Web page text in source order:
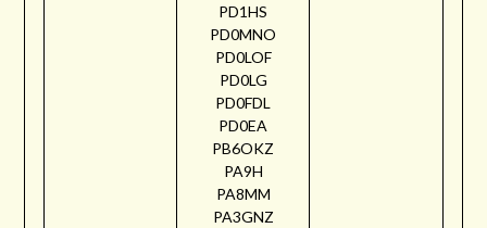
PD1HS
PD0MNO
PD0LOF
PD0LG
PD0FDL
PD0EA
PB6OKZ
PA9H
PA8MM
PA3GNZ